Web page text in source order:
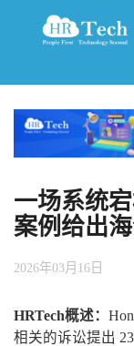
一场系统
案例给出
2026年03月16日
HRTech概述：
相关的诉讼提出